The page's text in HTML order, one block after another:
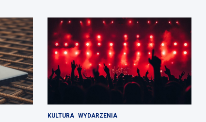
KULTURA WYDARZENIA